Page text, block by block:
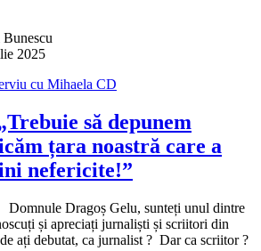
2025
cu Mihaela CD
să depunem
țara noastră care a
nefericite!”
Dragoș Gelu, sunteți unul dintre
și apreciați jurnaliști și scriitori din
ați debutat, ca jurnalist ? Dar ca scriitor ?